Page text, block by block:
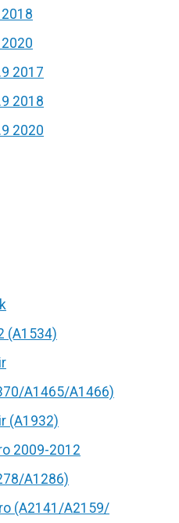
2017
2018
2020
(А1534)
A1465/A1466)
(A1932)
2009-2012
A1286)
(А2141/А2159/